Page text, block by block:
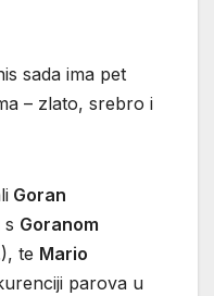
sada ima pet
– zlato, srebro i
Goran
s Goranom
te Mario
parova u